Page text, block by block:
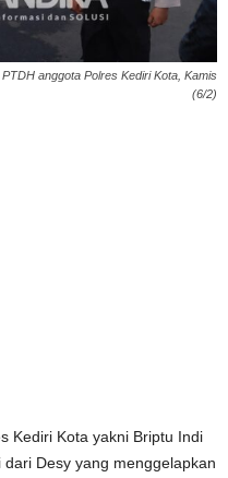
anggota Polres Kediri Kota, Kamis
(6/2)
Kediri Kota yakni Briptu Indi
Desy yang menggelapkan